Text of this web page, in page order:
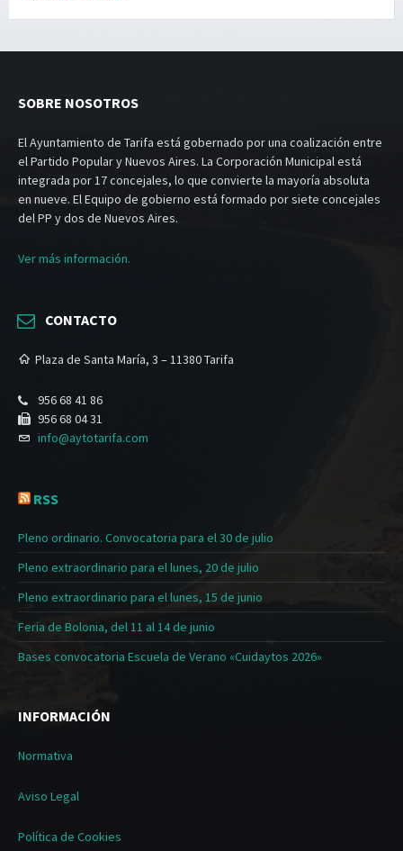
SOBRE NOSOTROS
El Ayuntamiento de Tarifa está gobernado por una coalización entre
el Partido Popular y Nuevos Aires. La Corporación Municipal está
integrada por 17 concejales, lo que convierte la mayoría absoluta
en nueve. El Equipo de gobierno está formado por siete concejales
del PP y dos de Nuevos Aires.
Ver más información.
CONTACTO
Plaza de Santa María, 3 – 11380 Tarifa
956 68 41 86
956 68 04 31
info@aytotarifa.com
RSS
Pleno ordinario. Convocatoria para el 30 de julio
Pleno extraordinario para el lunes, 20 de julio
Pleno extraordinario para el lunes, 15 de junio
Feria de Bolonia, del 11 al 14 de junio
Bases convocatoria Escuela de Verano «Cuidaytos 2026»
INFORMACIÓN
Normativa
Aviso Legal
Política de Cookies